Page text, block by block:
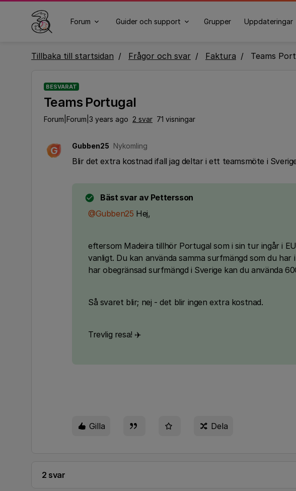
Forum Guider och support Grupper Uppdateringar
Tillbaka till startsidan Frågor och svar Faktura Teams
BESVARAT
Teams Portugal
Forum|Forum|3 years ago 2 svar 71 visningar
G Gubben25 Nykomling
Blir det extra kostnad ifall jag deltar i ett teamsmöte i
Bäst svar av Pettersson
@Gubben25 Hej,
eftersom Madeira tillhör Portugal som i sin tur ingår i
vanligt. Du kan använda samma surfmängd som du
har obegränsad surfmängd i Sverige kan du använda
Så svaret blir; nej - det blir ingen extra kostnad.
Trevlig resa! ✈️
Gilla Dela
2 svar